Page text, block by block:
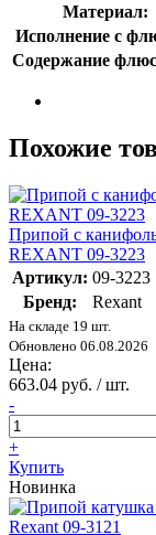
Материал:
Исполнение с
Содержание
Похожие
Припой с
REXANT 09-3223
Артикул: 09-3223
Бренд:
Rexant
На складе 19 шт.
Обновлено 06.08.2026
Цена:
663.04 руб. / шт.
-
+
Купить
Новинка